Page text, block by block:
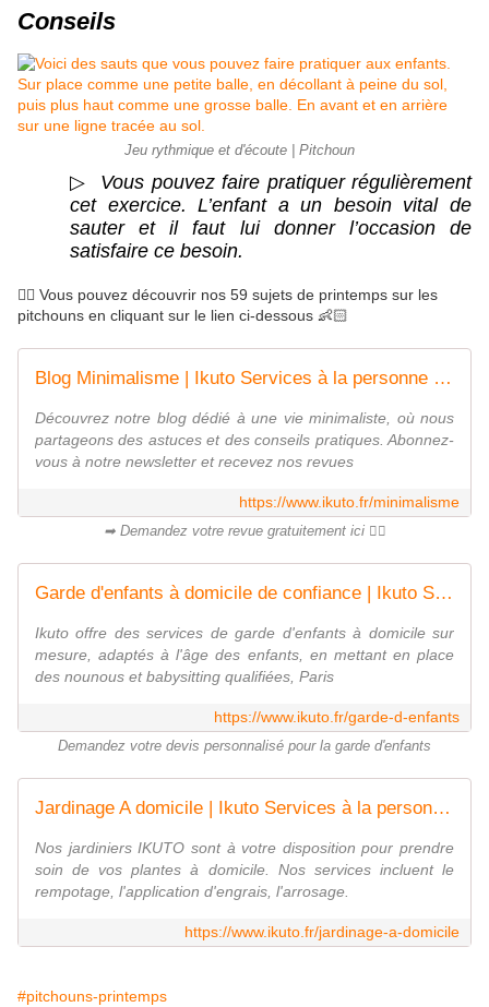
Conseils
Jeu rythmique et d'écoute | Pitchoun
▷ Vous pouvez faire pratiquer régulièrement
cet exercice. L’enfant a un besoin vital de
sauter et il faut lui donner l’occasion de
satisfaire ce besoin.
👉🏻 Vous pouvez découvrir nos 59 sujets de printemps sur les
pitchouns en cliquant sur le lien ci-dessous 👶🏻
Blog Minimalisme | Ikuto Services à la personne | France
Découvrez notre blog dédié à une vie minimaliste, où nous
partageons des astuces et des conseils pratiques. Abonnez-
vous à notre newsletter et recevez nos revues
https://www.ikuto.fr/minimalisme
➡ Demandez votre revue gratuitement ici 👌🏻
Garde d'enfants à domicile de confiance | Ikuto Services | France
Ikuto offre des services de garde d'enfants à domicile sur
mesure, adaptés à l'âge des enfants, en mettant en place
des nounous et babysitting qualifiées, Paris
https://www.ikuto.fr/garde-d-enfants
Demandez votre devis personnalisé pour la garde d'enfants
Jardinage A domicile | Ikuto Services à la personne | France
Nos jardiniers IKUTO sont à votre disposition pour prendre
soin de vos plantes à domicile. Nos services incluent le
rempotage, l'application d'engrais, l'arrosage.
https://www.ikuto.fr/jardinage-a-domicile
#pitchouns-printemps